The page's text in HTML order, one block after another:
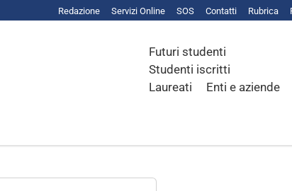
Redazione Servizi Online SOS Contatti Rubrica
Futuri studenti
Studenti iscritti
Laureati
Enti e aziende